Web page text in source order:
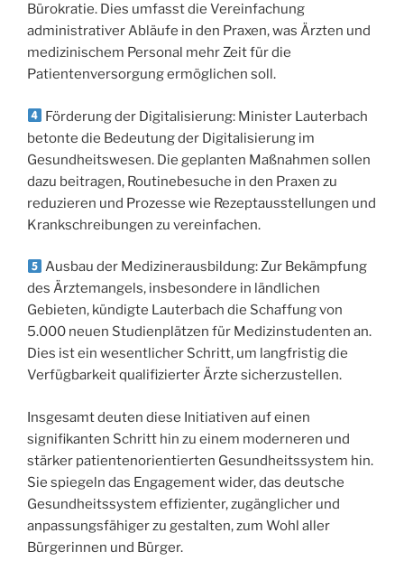
Bürokratie. Dies umfasst die Vereinfachung
administrativer Abläufe in den Praxen, was Ärzten und
medizinischem Personal mehr Zeit für die
Patientenversorgung ermöglichen soll.
Förderung der Digitalisierung: Minister Lauterbach
betonte die Bedeutung der Digitalisierung im
Gesundheitswesen. Die geplanten Maßnahmen sollen
dazu beitragen, Routinebesuche in den Praxen zu
reduzieren und Prozesse wie Rezeptausstellungen und
Krankschreibungen zu vereinfachen.
Ausbau der Medizinerausbildung: Zur Bekämpfung
des Ärztemangels, insbesondere in ländlichen
Gebieten, kündigte Lauterbach die Schaffung von
5.000 neuen Studienplätzen für Medizinstudenten an.
Dies ist ein wesentlicher Schritt, um langfristig die
Verfügbarkeit qualifizierter Ärzte sicherzustellen.
Insgesamt deuten diese Initiativen auf einen
signifikanten Schritt hin zu einem moderneren und
stärker patientenorientierten Gesundheitssystem hin.
Sie spiegeln das Engagement wider, das deutsche
Gesundheitssystem effizienter, zugänglicher und
anpassungsfähiger zu gestalten, zum Wohl aller
Bürgerinnen und Bürger.